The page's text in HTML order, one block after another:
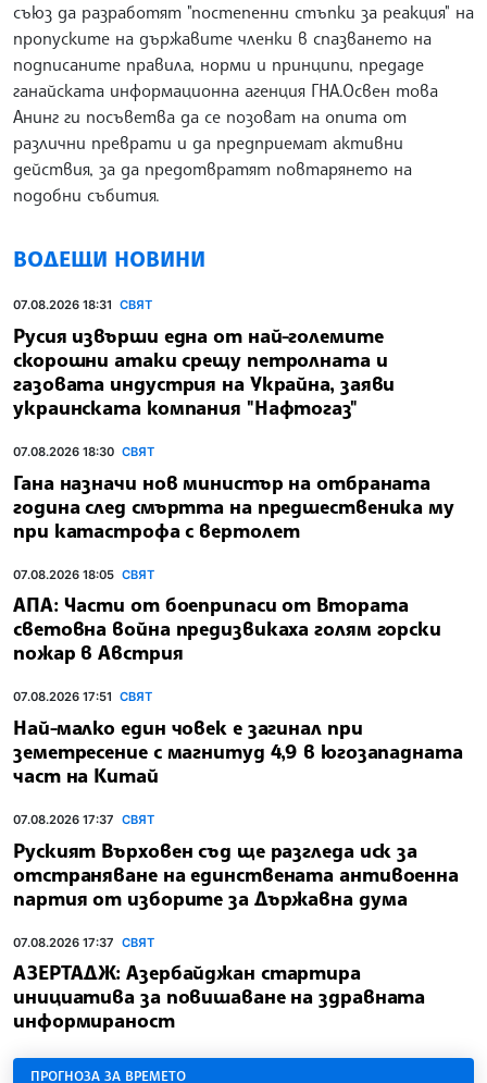
съюз да разработят "постепенни стъпки за реакция" на
пропуските на държавите членки в спазването на
подписаните правила, норми и принципи, предаде
ганайската информационна агенция ГНА.Освен това
Анинг ги посъветва да се позоват на опита от
различни преврати и да предприемат активни
действия, за да предотвратят повтарянето на
подобни събития.
ВОДЕЩИ НОВИНИ
07.08.2026 18:31 СВЯТ
Русия извърши една от най-големите
скорошни атаки срещу петролната и
газовата индустрия на Украйна, заяви
украинската компания "Нафтогаз"
07.08.2026 18:30 СВЯТ
Гана назначи нов министър на отбраната
година след смъртта на предшественика му
при катастрофа с вертолет
07.08.2026 18:05 СВЯТ
АПА: Части от боеприпаси от Втората
световна война предизвикаха голям горски
пожар в Австрия
07.08.2026 17:51 СВЯТ
Най-малко един човек е загинал при
земетресение с магнитуд 4,9 в югозападната
част на Китай
07.08.2026 17:37 СВЯТ
Руският Върховен съд ще разгледа иск за
отстраняване на единствената антивоенна
партия от изборите за Държавна дума
07.08.2026 17:37 СВЯТ
АЗЕРТАДЖ: Азербайджан стартира
инициатива за повишаване на здравната
информираност
ПРОГНОЗА ЗА ВРЕМЕТО